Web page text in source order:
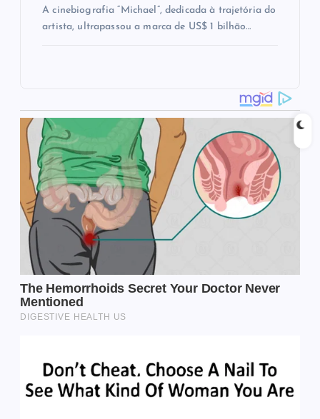
A cinebiografia “Michael”, dedicada à trajetória do
artista, ultrapassou a marca de US$ 1 bilhão…